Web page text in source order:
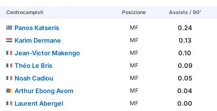
Centrocampisti Posizione Assists / 90'
Panos Katseris MF
0.24
Karim Dermane
MF
0.13
Jean-Victor Makengo
MF
0.10
Théo Le Bris
MF
0.09
Noah Cadiou
MF
0.05
Arthur Ebong Avom
MF
0.04
Laurent Abergel
MF
0.00